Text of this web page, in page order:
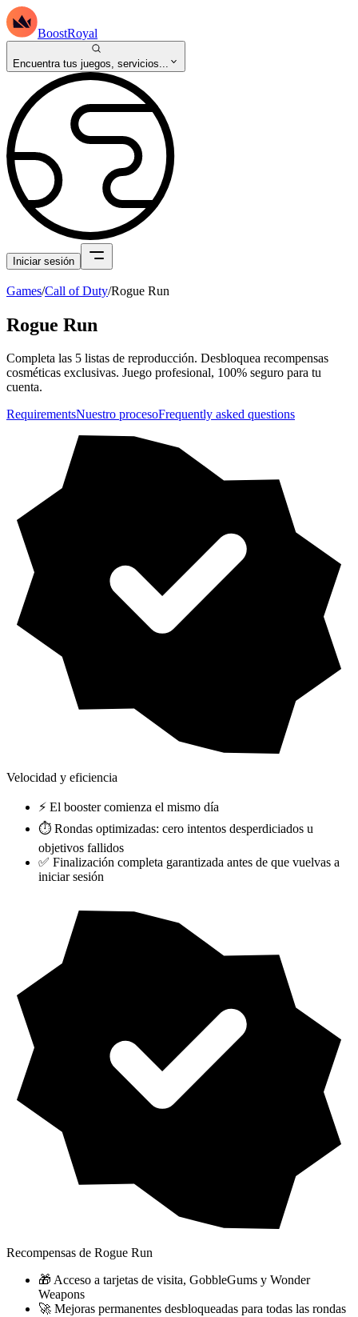
BoostRoyal
Encuentra tus juegos, servicios...
Iniciar sesión
Games/Call of Duty/Rogue Run
Rogue Run
Completa las 5 listas de reproducción. Desbloquea recompensas
cosméticas exclusivas. Juego profesional, 100% seguro para tu
cuenta.
RequirementsNuestro procesoFrequently asked questions
Velocidad y eficiencia
⚡ El booster comienza el mismo día
⏱️ Rondas optimizadas: cero intentos desperdiciados u
objetivos fallidos
✅ Finalización completa garantizada antes de que vuelvas a
iniciar sesión
Recompensas de Rogue Run
🎁 Acceso a tarjetas de visita, GobbleGums y Wonder
Weapons
🚀 Mejoras permanentes desbloqueadas para todas las rondas